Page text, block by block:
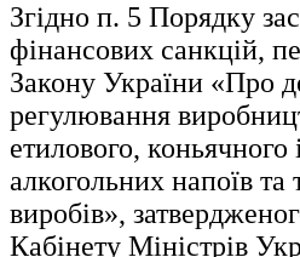
Згідно п. 5 Порядку
фінансових санкцій,
Закону України «Про
регулювання
етилового, коньячного
алкогольних напоїв
виробів»,
Кабінету Міністрів